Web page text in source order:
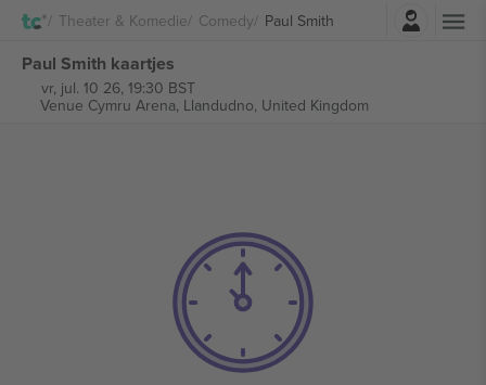
Theater & Komedie Comedy Paul Smith
Log in
Paul Smith kaartjes
vr, jul. 10 26, 19:30 BST
Venue Cymru Arena, Llandudno, United Kingdom